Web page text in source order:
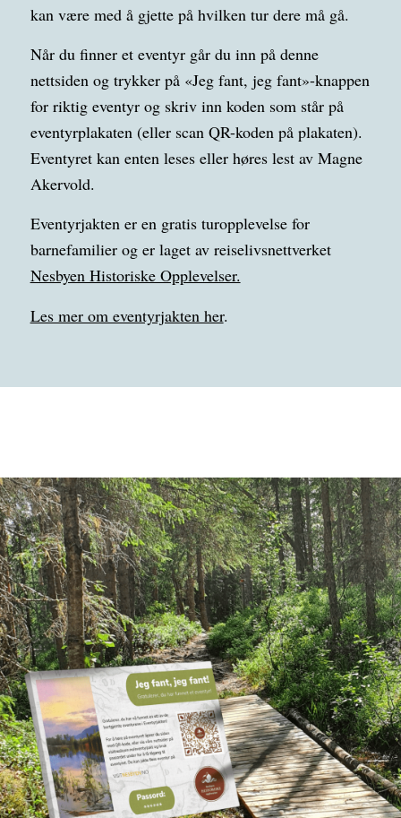
kan være med å gjette på hvilken tur dere må gå.
Når du finner et eventyr går du inn på denne
nettsiden og trykker på «Jeg fant, jeg fant»-knappen
for riktig eventyr og skriv inn koden som står på
eventyrplakaten (eller scan QR-koden på plakaten).
Eventyret kan enten leses eller høres lest av Magne
Akervold.
Eventyrjakten er en gratis turopplevelse for
barnefamilier og er laget av reiselivsnettverket
Nesbyen Historiske Opplevelser.
Les mer om eventyrjakten her.